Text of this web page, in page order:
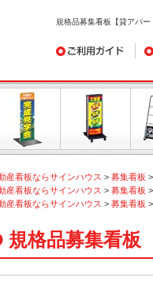
規格品募集看板【貸アパー
ご利用ガイド デ
産看板ならサインハウス > 募集看板
産看板ならサインハウス > 募集看板
産看板ならサインハウス > 募集看板
規格品募集看板